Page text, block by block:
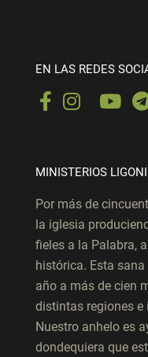
EN LAS REDES
MINISTERIOS
Por más de
la iglesia
fieles a la Palabra,
histórica. Esta
año a más de cien
distintas regiones e
Nuestro anhelo es
dondequiera que